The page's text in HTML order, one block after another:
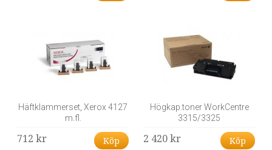
Häftklammerset, Xerox 4127
m.fl.
712 kr Köp
Högkap.toner WorkCentre
3315/3325
2 420 kr Köp